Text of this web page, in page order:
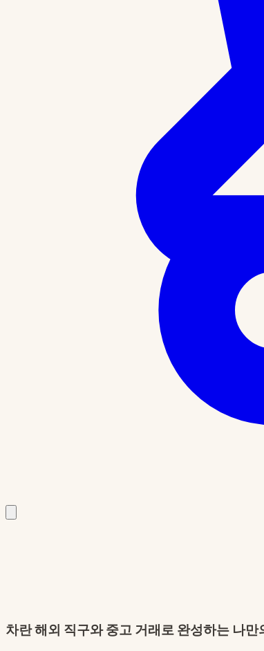
차란 해외 직구와 중고 거래로 완성하는 나만